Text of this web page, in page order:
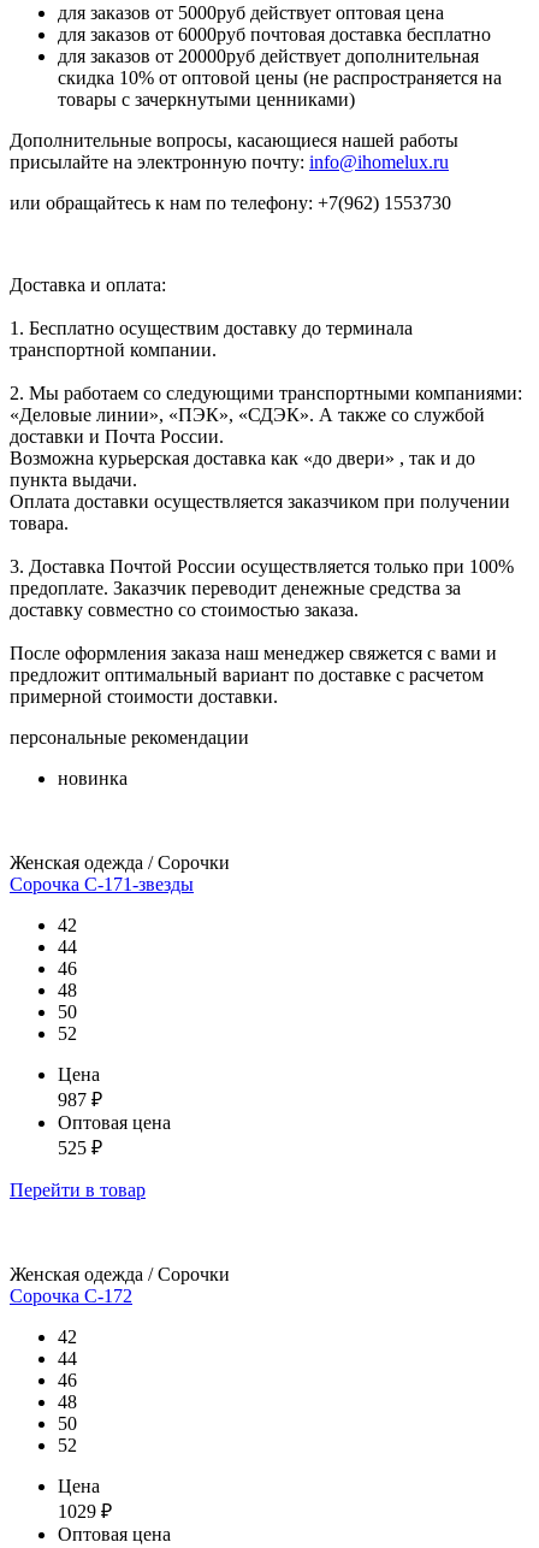
для заказов от 5000руб действует оптовая цена
для заказов от 6000руб почтовая доставка бесплатно
для заказов от 20000руб действует дополнительная
скидка 10% от оптовой цены (не распространяется на
товары с зачеркнутыми ценниками)
Дополнительные вопросы, касающиеся нашей работы
присылайте на электронную почту: info@ihomelux.ru
или обращайтесь к нам по телефону: +7(962) 1553730
Доставка и оплата:
1. Бесплатно осуществим доставку до терминала
транспортной компании.
2. Мы работаем со следующими транспортными компаниями:
«Деловые линии», «ПЭК», «СДЭК». А также со службой
доставки и Почта России.
Возможна курьерская доставка как «до двери» , так и до
пункта выдачи.
Оплата доставки осуществляется заказчиком при получении
товара.
3. Доставка Почтой России осуществляется только при 100%
предоплате. Заказчик переводит денежные средства за
доставку совместно со стоимостью заказа.
После оформления заказа наш менеджер свяжется с вами и
предложит оптимальный вариант по доставке с расчетом
примерной стоимости доставки.
персональные рекомендации
новинка
Женская одежда / Сорочки
Сорочка С-171-звезды
42
44
46
48
50
52
Цена
987 ₽
Оптовая цена
525 ₽
Перейти в товар
Женская одежда / Сорочки
Сорочка С-172
42
44
46
48
50
52
Цена
1029 ₽
Оптовая цена